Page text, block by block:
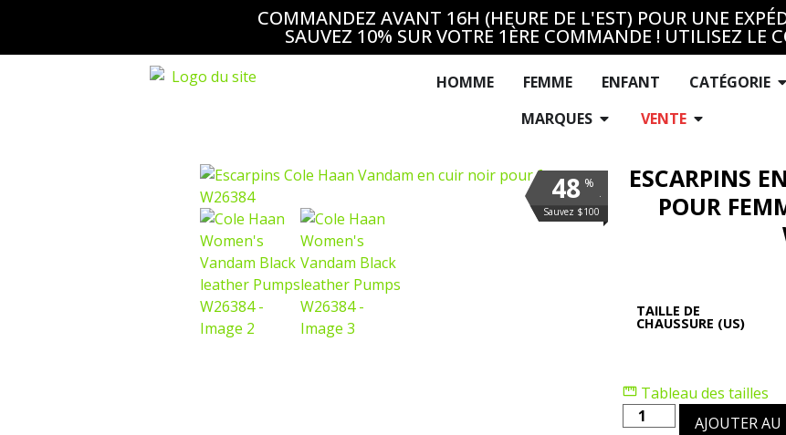
COMMANDEZ AVANT 16H (HEURE DE L'EST) POUR UNE
SAUVEZ 10% SUR VOTRE 1ÈRE COMMANDE ! UTILISEZ LE
HOMME FEMME ENFANT
CATÉGORIE
MARQUES
VENTE
%
.
48
Sauvez $100
ESCARPINS
POUR
TAILLE DE
CHAUSSURE (US)
Tableau des tailles
AJOUTER